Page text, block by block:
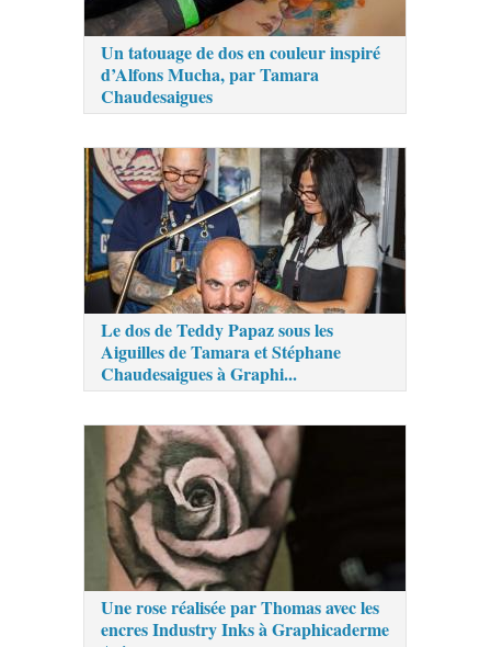
Un tatouage de dos en couleur inspiré
d’Alfons Mucha, par Tamara
Chaudesaigues
Le dos de Teddy Papaz sous les
Aiguilles de Tamara et Stéphane
Chaudesaigues à Graphi...
Une rose réalisée par Thomas avec les
encres Industry Inks à Graphicaderme